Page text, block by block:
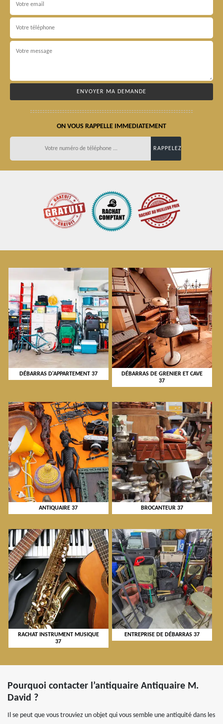
ON VOUS RAPPELLE IMMEDIATEMENT
DÉBARRAS D'APPARTEMENT 37
DÉBARRAS DE GRENIER ET CAVE
37
ANTIQUAIRE 37 BROCANTEUR 37
RACHAT INSTRUMENT MUSIQUE
37
ENTREPRISE DE DÉBARRAS 37
Pourquoi contacter l’antiquaire Antiquaire M.
David ?
Il se peut que vous trouviez un objet qui vous semble une antiquité dans les